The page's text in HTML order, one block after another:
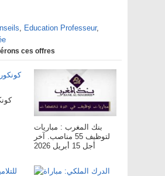
, Education Professeur,
ces offres
بنك المغرب : مباريات
لتوظيف 55 مناصب. آخر
أجل 15 أبريل 2026